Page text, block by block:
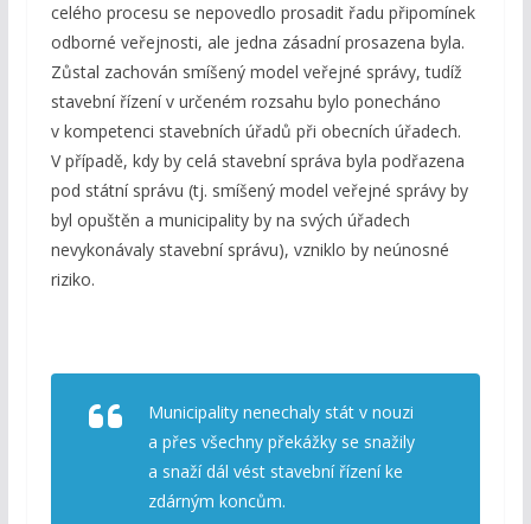
celého procesu se nepovedlo prosadit řadu připomínek
odborné veřejnosti, ale jedna zásadní prosazena byla.
Zůstal zachován smíšený model veřejné správy, tudíž
stavební řízení v určeném rozsahu bylo ponecháno
v kompetenci stavebních úřadů při obecních úřadech.
V případě, kdy by celá stavební správa byla podřazena
pod státní správu (tj. smíšený model veřejné správy by
byl opuštěn a municipality by na svých úřadech
nevykonávaly stavební správu), vzniklo by neúnosné
riziko.
Municipality nenechaly stát v nouzi
a přes všechny překážky se snažily
a snaží dál vést stavební řízení ke
zdárným koncům.